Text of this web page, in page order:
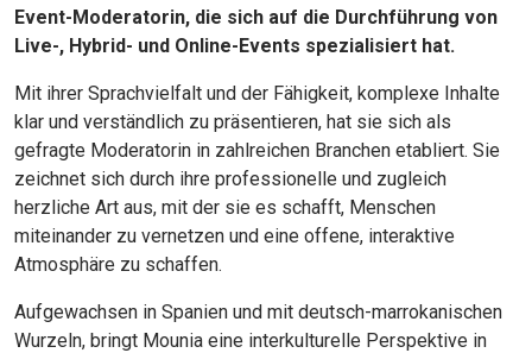
Event-Moderatorin, die sich auf die Durchführung von
Live-, Hybrid- und Online-Events spezialisiert hat.
Mit ihrer Sprachvielfalt und der Fähigkeit, komplexe Inhalte
klar und verständlich zu präsentieren, hat sie sich als
gefragte Moderatorin in zahlreichen Branchen etabliert. Sie
zeichnet sich durch ihre professionelle und zugleich
herzliche Art aus, mit der sie es schafft, Menschen
miteinander zu vernetzen und eine offene, interaktive
Atmosphäre zu schaffen.
Aufgewachsen in Spanien und mit deutsch-marrokanischen
Wurzeln, bringt Mounia eine interkulturelle Perspektive in